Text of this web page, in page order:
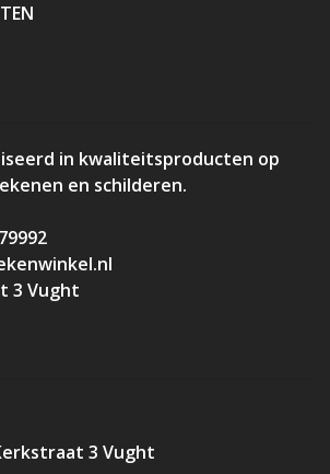
in kwaliteitsproducten op
en schilderen.
3 Vught
3 Vught